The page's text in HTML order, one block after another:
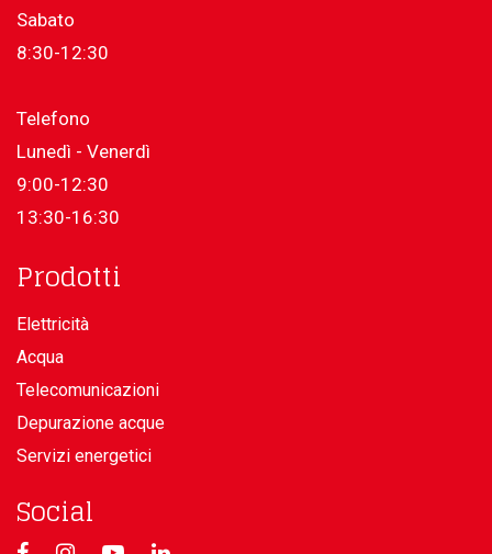
Sabato
8:30-12:30
Telefono
Lunedì - Venerdì
9:00-12:30
13:30-16:30
Prodotti
Elettricità
Acqua
Telecomunicazioni
Depurazione acque
Servizi energetici
Social